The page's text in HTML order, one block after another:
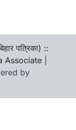
पत्रिका) ::
Associate
by